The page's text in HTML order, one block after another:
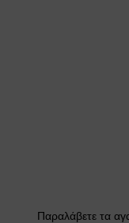
Παραλάβετε τα